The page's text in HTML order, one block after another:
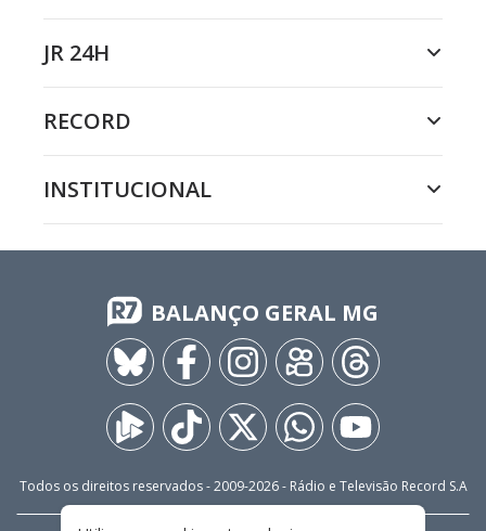
JR 24H
RECORD
INSTITUCIONAL
BALANÇO GERAL MG
Todos os direitos reservados - 2009-2026- Rádio e Televisão Record S.A